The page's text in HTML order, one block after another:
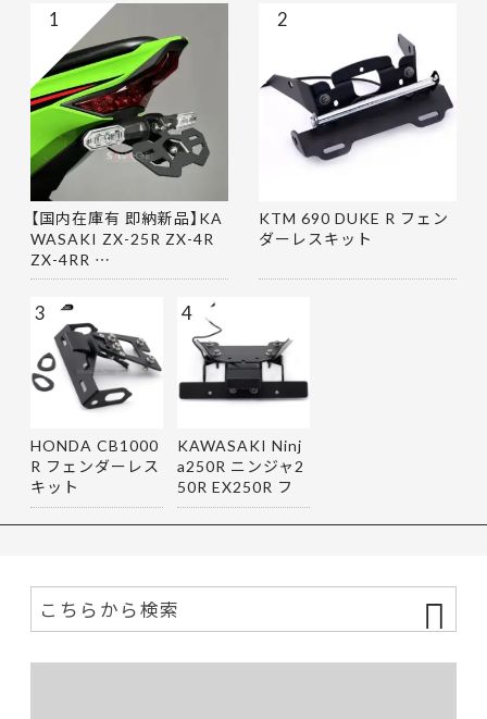
【国内在庫有 即納新品】KA
WASAKI ZX-25R ZX-4R
ZX-4RR …
1
KTM 690 DUKE R フェン
ダーレスキット
2
HONDA CB1000
R フェンダーレス
キット
3
KAWASAKI Ninj
a250R ニンジャ2
50R EX250R フ
ェンダーレス…
4